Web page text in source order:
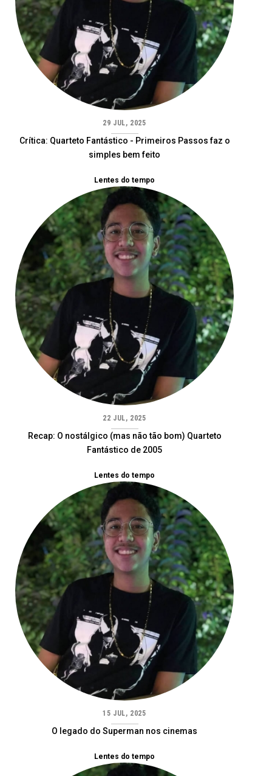
29 JUL, 2025
Crítica: Quarteto Fantástico - Primeiros Passos faz o
simples bem feito
Lentes do tempo
22 JUL, 2025
Recap: O nostálgico (mas não tão bom) Quarteto
Fantástico de 2005
Lentes do tempo
15 JUL, 2025
O legado do Superman nos cinemas
Lentes do tempo